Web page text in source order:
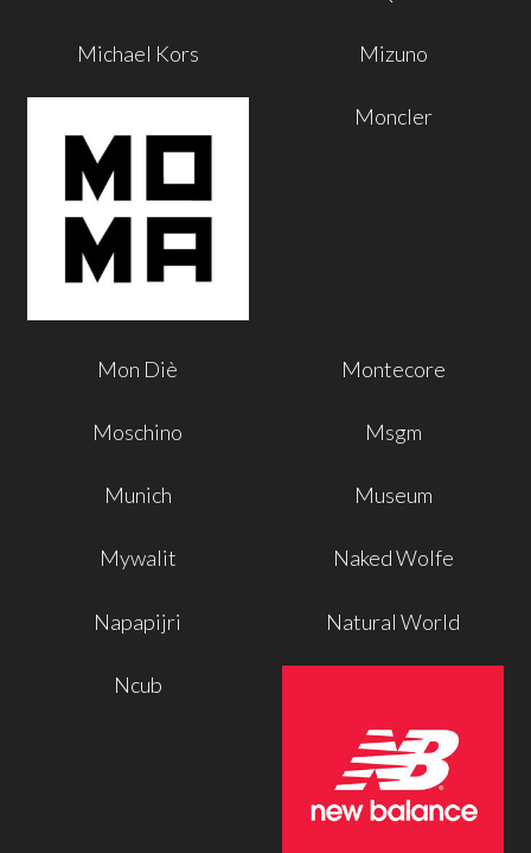
Michael Kors Mizuno
Moncler
Mon Diè Montecore
Moschino Msgm
Munich Museum
Mywalit Naked Wolfe
Napapijri Natural World
Ncub